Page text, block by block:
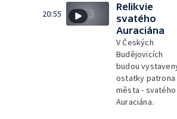
20:55
Relikvie
svatého
Auraciána
V Českých
Budějovicích
budou
ostatky patrona
města - svatého
Auraciána.